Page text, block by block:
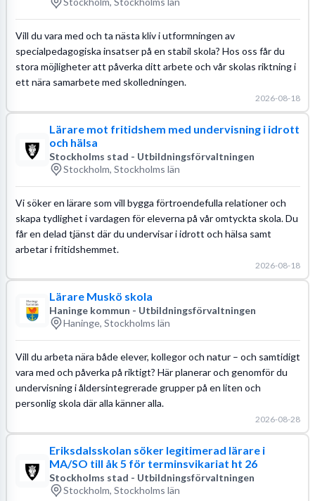
Vill du vara med och ta nästa kliv i utformningen av
specialpedagogiska insatser på en stabil skola? Hos oss får du
stora möjligheter att påverka ditt arbete och vår skolas riktning i
ett nära samarbete med skolledningen.
2026-08-18
Lärare mot fritidshem med undervisning i idrott
och hälsa
Stockholms stad - Utbildningsförvaltningen
Stockholm, Stockholms län
Vi söker en lärare som vill bygga förtroendefulla relationer och
skapa tydlighet i vardagen för eleverna på vår omtyckta skola. Du
får en delad tjänst där du undervisar i idrott och hälsa samt
arbetar i fritidshemmet.
2026-08-18
Lärare Muskö skola
Haninge kommun - Utbildningsförvaltningen
Haninge, Stockholms län
Vill du arbeta nära både elever, kollegor och natur – och samtidigt
vara med och påverka på riktigt? Här planerar och genomför du
undervisning i åldersintegrerade grupper på en liten och
personlig skola där alla känner alla.
2026-08-28
Eriksdalsskolan söker legitimerad lärare i
MA/SO till åk 5 för terminsvikariat ht 26
Stockholms stad - Utbildningsförvaltningen
Stockholm, Stockholms län